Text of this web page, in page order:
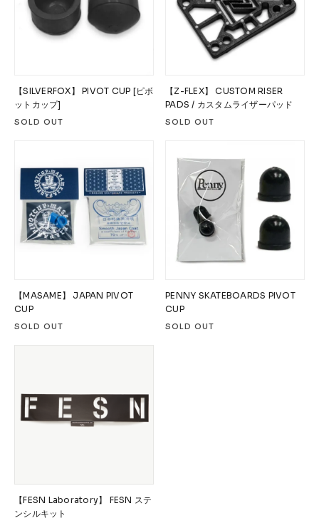
【SILVERFOX】 PIVOT CUP [ピボ
ットカップ]
SOLD OUT
【Z-FLEX】 CUSTOM RISER
PADS / カスタムライザーパッド
SOLD OUT
【MASAME】 JAPAN PIVOT
CUP
SOLD OUT
PENNY SKATEBOARDS PIVOT
CUP
SOLD OUT
【FESN Laboratory】 FESN ステ
ンシルキット